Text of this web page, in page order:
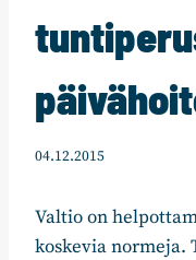
04.12.2015
Valtio on
koskevia normeja.